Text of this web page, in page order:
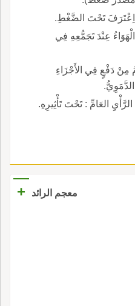
تَحْتَ الضَّغْطِ.
عِنْدَ تَجَمُّعِهِ فِي
مِنْ دَفْعٍ فِي الأَجْزَاءِ
العَامِّ : تَحْتَ تَأْثِيرِهِ.
معجم الرائد +